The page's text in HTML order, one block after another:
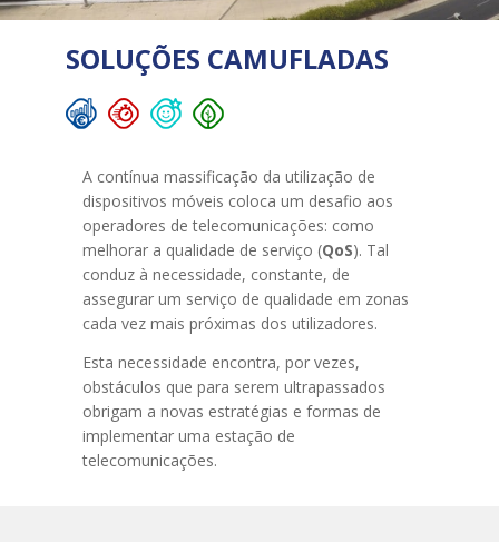
SOLUÇÕES CAMUFLADAS
A contínua massificação da utilização de
dispositivos móveis coloca um desafio aos
operadores de telecomunicações: como
melhorar a qualidade de serviço (QoS). Tal
conduz à necessidade, constante, de
assegurar um serviço de qualidade em zonas
cada vez mais próximas dos utilizadores.
Esta necessidade encontra, por vezes,
obstáculos que para serem ultrapassados
obrigam a novas estratégias e formas de
implementar uma estação de
telecomunicações.